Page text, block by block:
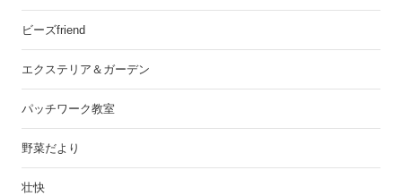
ビーズfriend
エクステリア＆ガーデン
パッチワーク教室
野菜だより
壮快